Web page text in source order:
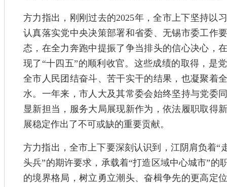
方力指出，刚刚过去的2025年，全市上下坚持以
认真落实党中央决策部署和省委、无锡市委工作
态，在全力奔跑中提振了争当排头的信心决心，
现了“十四五”的顺利收官。这些成绩的取得，是
全市人民团结奋斗、苦干实干的结果，也凝聚着
水。一年来，市人大及其常委会始终坚持与党委
显新担当，服务大局展现新作为，依法履职取得
展稳定作出了不可或缺的重要贡献。
方力指出，全市上下要深刻认识到，江阴肩负着“
头兵”的期许要求，承载着“打造区域中心城市”
的境界格局，树立勇立潮头、奋楫争先的更高定